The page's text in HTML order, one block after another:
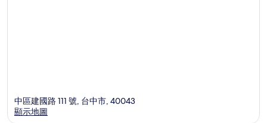
中區建國路 111 號, 台中市, 40043
顯示地圖